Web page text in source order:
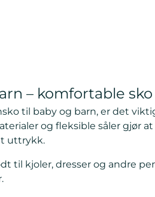
– komfortable
til baby og barn, er det
og fleksible såler gjør
uttrykk.
til kjoler, dresser og andre